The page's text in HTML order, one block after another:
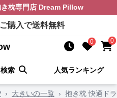
枕専門店 Dream Pillow
購入で送料無料
0 0
索 人気ランキング
› 大きいの一覧 › 抱き枕 快適ド